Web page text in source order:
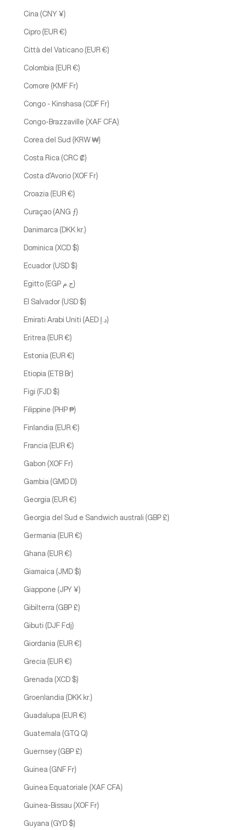
Cina (CNY ¥)
Cipro (EUR €)
Città del Vaticano (EUR €)
Colombia (EUR €)
Comore (KMF Fr)
Congo - Kinshasa (CDF Fr)
Congo-Brazzaville (XAF CFA)
Corea del Sud (KRW ₩)
Costa Rica (CRC ₡)
Costa d’Avorio (XOF Fr)
Croazia (EUR €)
Curaçao (ANG ƒ)
Danimarca (DKK kr.)
Dominica (XCD $)
Ecuador (USD $)
Egitto (EGP ج.م)
El Salvador (USD $)
Emirati Arabi Uniti (AED د.إ)
Eritrea (EUR €)
Estonia (EUR €)
Etiopia (ETB Br)
Figi (FJD $)
Filippine (PHP ₱)
Finlandia (EUR €)
Francia (EUR €)
Gabon (XOF Fr)
Gambia (GMD D)
Georgia (EUR €)
Georgia del Sud e Sandwich australi (GBP £)
Germania (EUR €)
Ghana (EUR €)
Giamaica (JMD $)
Giappone (JPY ¥)
Gibilterra (GBP £)
Gibuti (DJF Fdj)
Giordania (EUR €)
Grecia (EUR €)
Grenada (XCD $)
Groenlandia (DKK kr.)
Guadalupa (EUR €)
Guatemala (GTQ Q)
Guernsey (GBP £)
Guinea (GNF Fr)
Guinea Equatoriale (XAF CFA)
Guinea-Bissau (XOF Fr)
Guyana (GYD $)